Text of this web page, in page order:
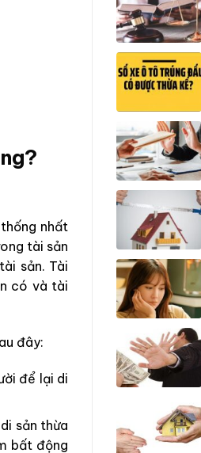
nhất
tài sản
sản. Tài
có và tài
đây:
để lại di
sản thừa
bất động